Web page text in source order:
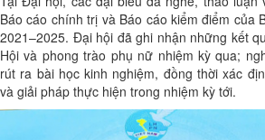
Báo cáo chính trị và Báo cáo kiểm điểm của
2021–2025. Đại hội đã ghi nhận những kết
Hội và phong trào phụ nữ nhiệm kỳ qua;
rút ra bài học kinh nghiệm, đồng thời xác
và giải pháp thực hiện trong nhiệm kỳ tới.